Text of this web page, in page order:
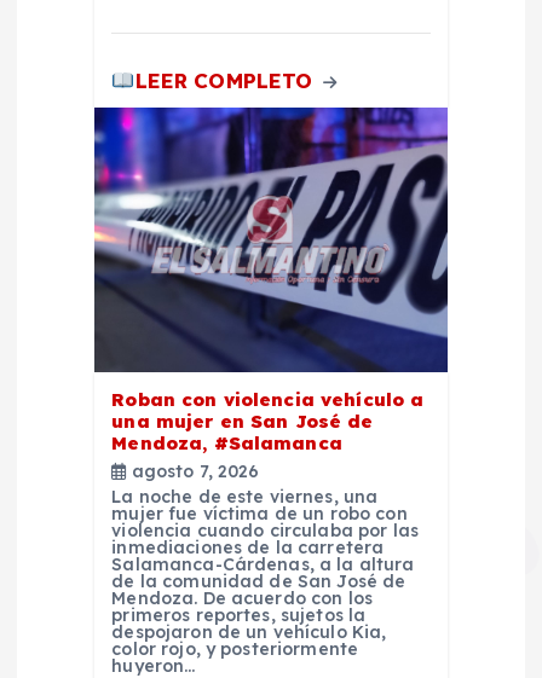
LEER COMPLETO
Roban con violencia vehículo a
una mujer en San José de
Mendoza, #Salamanca
agosto 7, 2026
La noche de este viernes, una
mujer fue víctima de un robo con
violencia cuando circulaba por las
inmediaciones de la carretera
Salamanca-Cárdenas, a la altura
de la comunidad de San José de
Mendoza. De acuerdo con los
primeros reportes, sujetos la
despojaron de un vehículo Kia,
color rojo, y posteriormente
huyeron…